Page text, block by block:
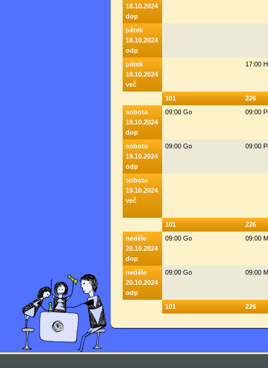
18.10.2024
dop
pátek
18.10.2024
odp
pátek
18.10.2024
več
17:00
101
226
sobota
19.10.2024
dop
09:00 Go 09:00
sobota
19.10.2024
odp
09:00 Go 09:00
sobota
19.10.2024
več
101
226
neděle
20.10.2024
dop
09:00 Go 09:00
neděle
20.10.2024
odp
09:00 Go 09:00
101 226